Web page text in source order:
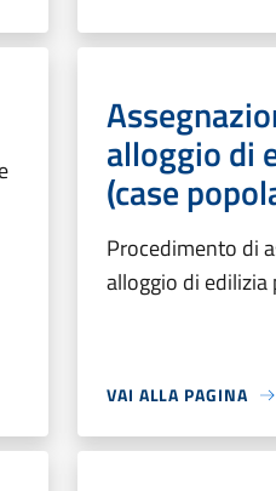
alloggio di
(case
Procedimento di
alloggio di edilizia
VAI ALLA PAGINA